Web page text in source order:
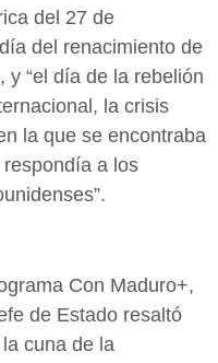
del 27 de
del renacimiento de
y “el día de la rebelión
la crisis
la que se encontraba
a los
Con Maduro+,
de Estado resaltó
cuna de la